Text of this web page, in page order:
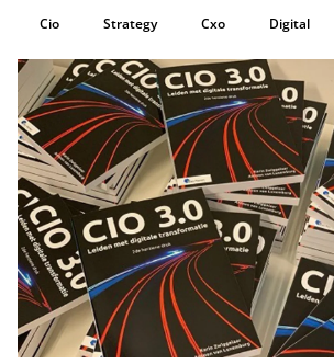
Cio Strategy Cxo Digital